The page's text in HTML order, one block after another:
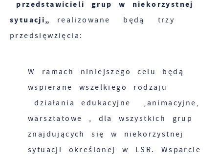
przedstawicieli grup w niekorzystnej
sytuacji„
realizowane będą trzy
przedsięwzięcia:
W ramach niniejszego celu będą
wspierane wszelkiego rodzaju
działania edukacyjne ,animacyjne,
warsztatowe , dla wszystkich grup
znajdujących się w niekorzystnej
sytuacji określonej w LSR. Wsparcie